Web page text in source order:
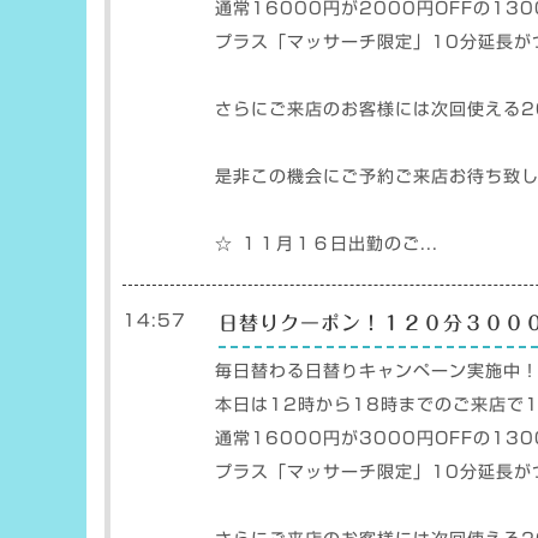
通常16000円が2000円OFFの
プラス「マッサーチ限定」10分延長
さらにご来店のお客様には次回使え
是非この機会にご予約ご来店お待ち致
☆ １１月１６日出勤のご...
14:57 日替りクーポン！１２０分３００
毎日替わる日替りキャンペーン実施中
本日は12時から18時までのご来店で
通常16000円が3000円OFFの
プラス「マッサーチ限定」10分延長